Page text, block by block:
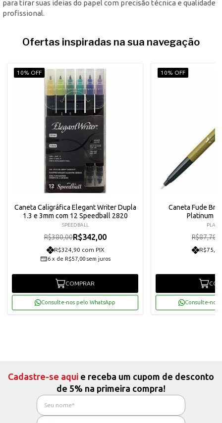
para tirar suas ideias do papel com precisão técnica e qualidade
profissional.
Ofertas inspiradas na sua navegação
10% OFF
Caneta Caligráfica Elegant Writer Dupla
1.3 e 3mm com 12 Speedball 2820
SPEEDBALL
R$380,00R$342,00
R$324,90 com PIX
6 x de R$57,00 sem juros
COMPRAR
Consulte-nos pelo WhatsApp
10% OFF
Caneta Fude
Platinum
R$87,78
Consulte-nos
Cadastre-se aqui e receba um cupom de desconto
de 5% na primeira compra!